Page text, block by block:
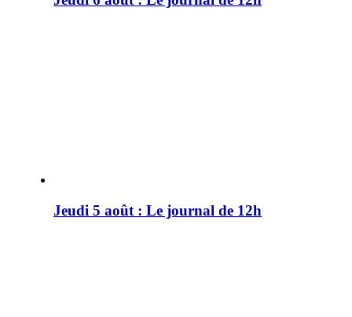
Jeudi 5 août : Le journal de 12h